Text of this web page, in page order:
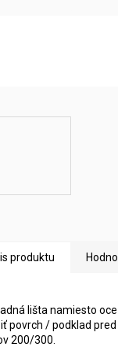
produktu
lišta namiesto
povrch / podklad
200/300.